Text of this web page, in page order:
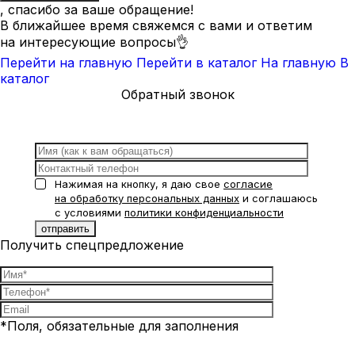
, спасибо за ваше обращение!
В ближайшее время свяжемся с вами и ответим
на интересующие вопросы👌
Перейти на главную Перейти в каталог На главную В
каталог
Обратный звонок
Нажимая на кнопку, я даю свое согласие
на обработку персональных данных и соглашаюсь
с условиями политики конфиденциальности
Получить спецпредложение
*Поля, обязательные для заполнения